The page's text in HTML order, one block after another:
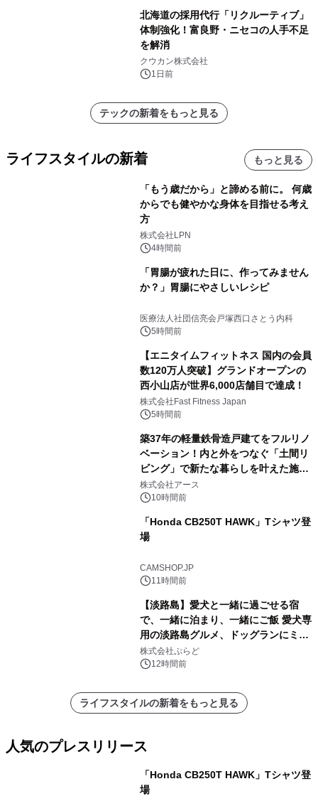
北海道の採用代行「リクルーティブ」
体制強化！富良野・ニセコの人手不足
を解消
クウカン株式会社
1日前
テックの新着をもっと見る
ライフスタイルの新着 もっと見る
「もう歳だから」と諦める前に。 何歳
からでも健やかな身体を目指せる考え
方
株式会社LPN
4時間前
「胃腸が疲れた日に、作ってみません
か？」胃腸にやさしいレシピ
医療法人社団信亮会戸塚西口さとう内科
5時間前
【エニタイムフィットネス 国内の会員
数120万人突破】グランドオープンの
西小山店が世界6,000店舗目で達成！
株式会社Fast Fitness Japan
5時間前
築37年の軽量鉄骨造戸建てをフルリノ
ベーション！内と外をつなぐ「土間リ
ビング」で新たな暮らしを叶えた施工
事例を株式会社アースが公開
株式会社アース
10時間前
「Honda CB250T HAWK」Tシャツ登
場
CAMSHOP.JP
11時間前
【淡路島】愛犬と一緒に過ごせる宿
で、一緒に泊まり、一緒にご飯 愛犬専
用の淡路島グルメ、ドッグランにミニ
プール グランピングとトレーラーハウ
スの2施設で
株式会社ぷらど
12時間前
ライフスタイルの新着をもっと見る
人気のプレスリリース
「Honda CB250T HAWK」Tシャツ登
場